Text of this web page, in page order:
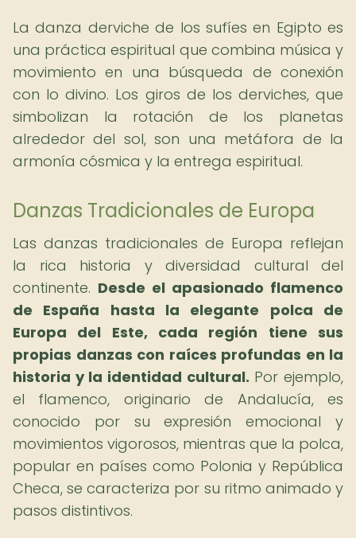
La danza derviche de los sufíes en Egipto es
una práctica espiritual que combina música y
movimiento en una búsqueda de conexión
con lo divino. Los giros de los derviches, que
simbolizan la rotación de los planetas
alrededor del sol, son una metáfora de la
armonía cósmica y la entrega espiritual.
Danzas Tradicionales de Europa
Las danzas tradicionales de Europa reflejan
la rica historia y diversidad cultural del
continente. Desde el apasionado flamenco
de España hasta la elegante polca de
Europa del Este, cada región tiene sus
propias danzas con raíces profundas en la
historia y la identidad cultural. Por ejemplo,
el flamenco, originario de Andalucía, es
conocido por su expresión emocional y
movimientos vigorosos, mientras que la polca,
popular en países como Polonia y República
Checa, se caracteriza por su ritmo animado y
pasos distintivos.